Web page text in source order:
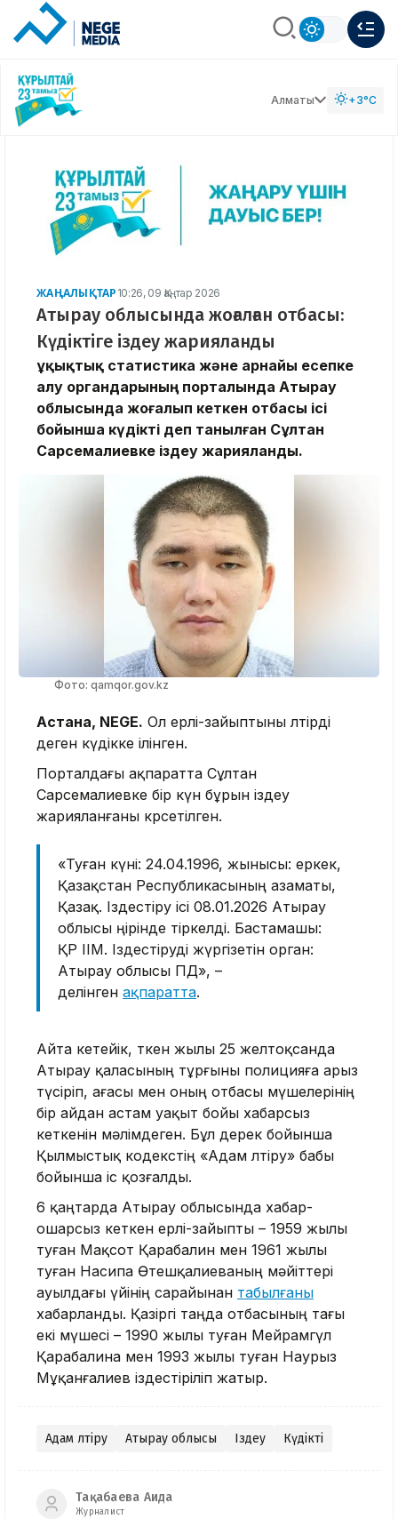
Алматы +3°C
ЖАҢАЛЫҚТАР 10:26, 09 Қаңтар 2026
Атырау облысында жоғалған отбасы:
Күдіктіге іздеу жарияланды
Құқықтық статистика және арнайы есепке
алу органдарының порталында Атырау
облысында жоғалып кеткен отбасы ісі
бойынша күдікті деп танылған Сұлтан
Сарсемалиевке іздеу жарияланды.
Фото: qamqor.gov.kz
Астана, NEGE. Ол ерлі-зайыптыны өлтірді
деген күдікке ілінген.
Порталдағы ақпаратта Сұлтан
Сарсемалиевке бір күн бұрын іздеу
жарияланғаны көрсетілген.
«Туған күні: 24.04.1996, жынысы: еркек,
Қазақстан Республикасының азаматы,
Қазақ. Іздестіру ісі 08.01.2026 Атырау
облысы өңірінде тіркелді. Бастамашы:
ҚР ІІМ. Іздестіруді жүргізетін орган:
Атырау облысы ПД», –
делінген ақпаратта.
Айта кетейік, өткен жылы 25 желтоқсанда
Атырау қаласының тұрғыны полицияға арыз
түсіріп, ағасы мен оның отбасы мүшелерінің
бір айдан астам уақыт бойы хабарсыз
кеткенін мәлімдеген. Бұл дерек бойынша
Қылмыстық кодекстің «Адам өлтіру» бабы
бойынша іс қозғалды.
6 қаңтарда Атырау облысында хабар-
ошарсыз кеткен ерлі-зайыпты – 1959 жылы
туған Мақсот Қарабалин мен 1961 жылы
туған Насипа Өтешқалиеваның мәйіттері
ауылдағы үйінің сарайынан табылғаны
хабарланды. Қазіргі таңда отбасының тағы
екі мүшесі – 1990 жылы туған Мейрамгүл
Қарабалина мен 1993 жылы туған Наурыз
Мұқанғалиев іздестіріліп жатыр.
Адам өлтіру Атырау облысы Іздеу Күдікті
Тақабаева Аида
Журналист